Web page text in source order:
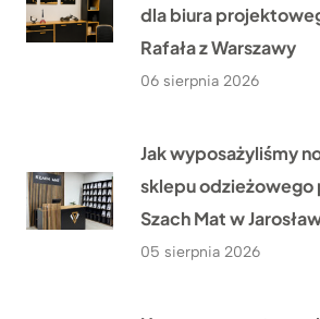
dla biura
Rafała z Warszawy
06 sierpnia 2026
Jak wyposażyliśmy
sklepu odzieżowego
Szach Mat w
05 sierpnia 2026